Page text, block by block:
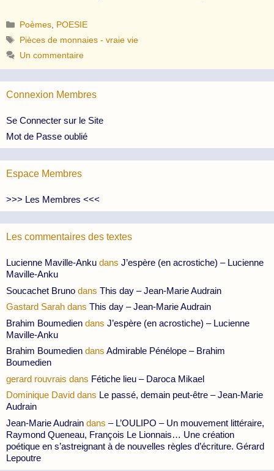
Catégories
Poèmes POESIE
Étiquettes
Pièces de monnaies - vraie vie
Un commentaire
Connexion Membres
Se Connecter sur le Site
Mot de Passe oublié
Espace Membres
>>> Les Membres <<<
Les commentaires des textes
Lucienne Maville-Anku dans J’espère (en acrostiche) – Lucienne
Maville-Anku
Soucachet Bruno dans This day – Jean-Marie Audrain
Gastard Sarah dans This day – Jean-Marie Audrain
Brahim Boumedien dans J’espère (en acrostiche) – Lucienne
Maville-Anku
Brahim Boumedien dans Admirable Pénélope – Brahim
Boumedien
gerard rouvrais dans Fétiche lieu – Daroca Mikael
Dominique David dans Le passé, demain peut-être – Jean-Marie
Audrain
Jean-Marie Audrain dans – L’OULIPO – Un mouvement littéraire,
Raymond Queneau, François Le Lionnais… Une création
poétique en s’astreignant à de nouvelles règles d’écriture. Gérard
Lepoutre